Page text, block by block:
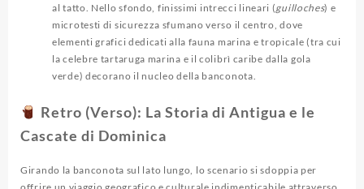
al tatto. Nello sfondo, finissimi intrecci lineari (guilloches) e
microtesti di sicurezza sfumano verso il centro, dove
elementi grafici dedicati alla fauna marina e tropicale (tra cui
la celebre tartaruga marina e il colibrì caribe dalla gola
verde) decorano il nucleo della banconota.
Retro (Verso): La Storia di Antigua e le
Cascate di Dominica
Girando la banconota sul lato lungo, lo scenario si sdoppia per